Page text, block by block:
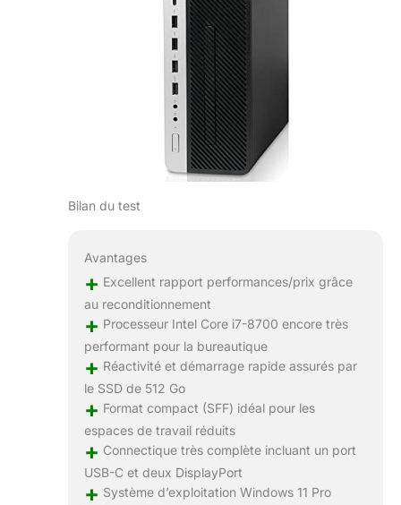
Bilan du test
Avantages
+ Excellent rapport performances/prix grâce
au reconditionnement
+ Processeur Intel Core i7-8700 encore très
performant pour la bureautique
+ Réactivité et démarrage rapide assurés par
le SSD de 512 Go
+ Format compact (SFF) idéal pour les
espaces de travail réduits
+ Connectique très complète incluant un port
USB-C et deux DisplayPort
+ Système d’exploitation Windows 11 Pro